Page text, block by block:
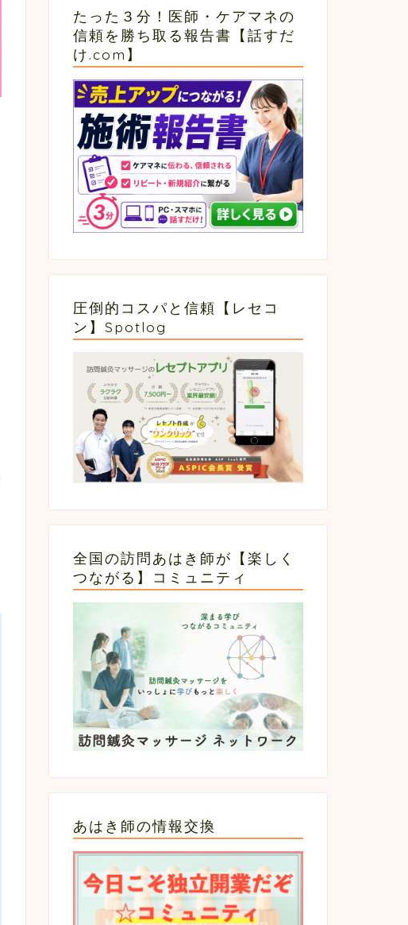
たった３分！医師・ケアマネの
信頼を勝ち取る報告書【話すだ
け.com】
圧倒的コスパと信頼【レセコ
ン】Spotlog
全国の訪問あはき師が【楽しく
つながる】コミュニティ
あはき師の情報交換